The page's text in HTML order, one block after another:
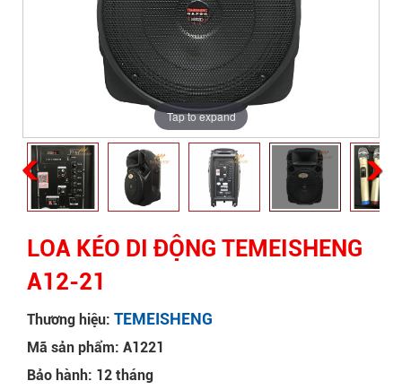
Tap to expand
LOA KÉO DI ĐỘNG TEMEISHENG
A12-21
Thương hiệu: TEMEISHENG
Mã sản phẩm: A1221
Bảo hành: 12 tháng